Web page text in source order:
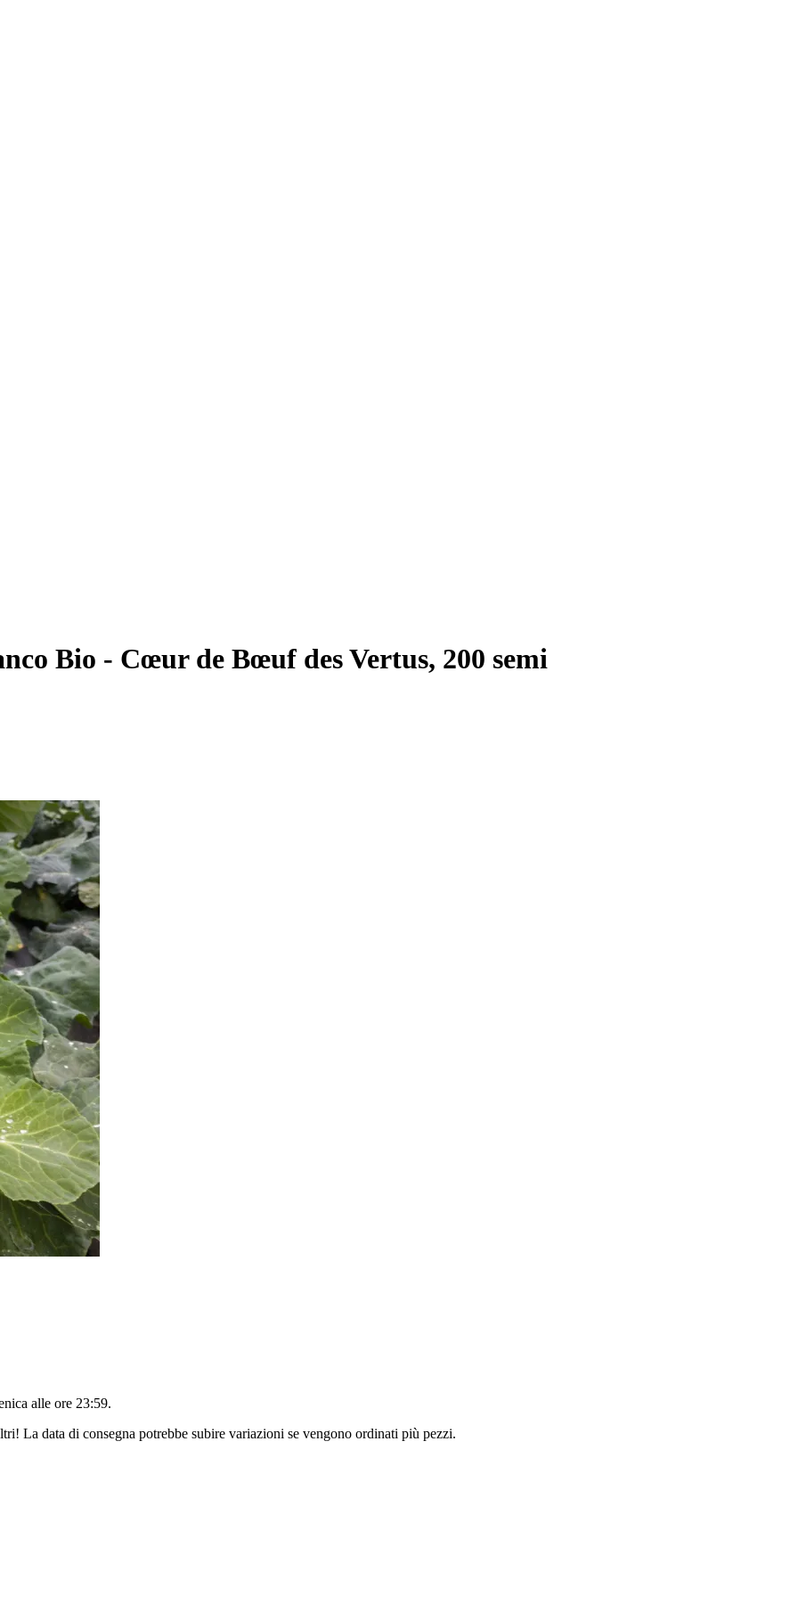
Bio - Cœur de Bœuf des Vertus, 200 semi
alle ore 23:59.
La data di consegna potrebbe subire variazioni se vengono ordinati più pezzi.